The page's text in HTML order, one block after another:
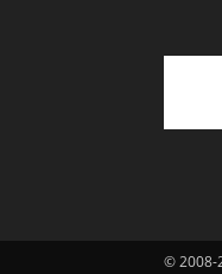
© 2008-